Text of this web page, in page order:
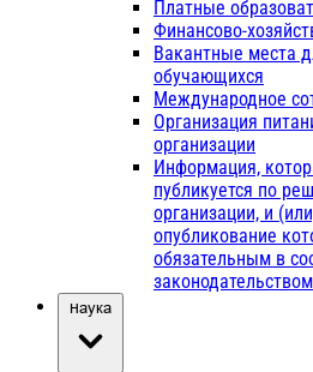
Платные
Финансово-
Вакантные места
обучающихся
Международное
Организация
организации
Информация,
публикуется по
организации, и
опубликование
обязательным в
Наука